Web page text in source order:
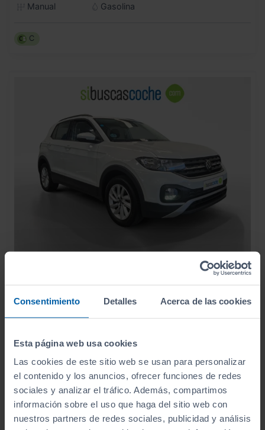
Consentimiento Detalles Acerca de las cookies
Esta página web usa cookies
Las cookies de este sitio web se usan para personalizar
el contenido y los anuncios, ofrecer funciones de redes
sociales y analizar el tráfico. Además, compartimos
información sobre el uso que haga del sitio web con
nuestros partners de redes sociales, publicidad y análisis
Manual
Gasolina
C
ADVANCE 1.0 TSI 81KW (110CV)
47.878
2022
18.990 €